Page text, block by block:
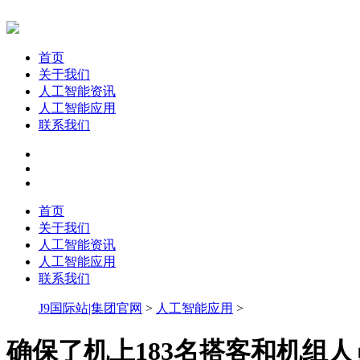
首页
关于我们
人工智能资讯
人工智能应用
联系我们
首页
关于我们
人工智能资讯
人工智能应用
联系我们
J9国际站|集团官网 > 人工智能应用 >
确保了机上183名搭客和机组